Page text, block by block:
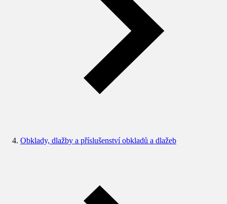
Obklady, dlažby a příslušenství obkladů a dlažeb